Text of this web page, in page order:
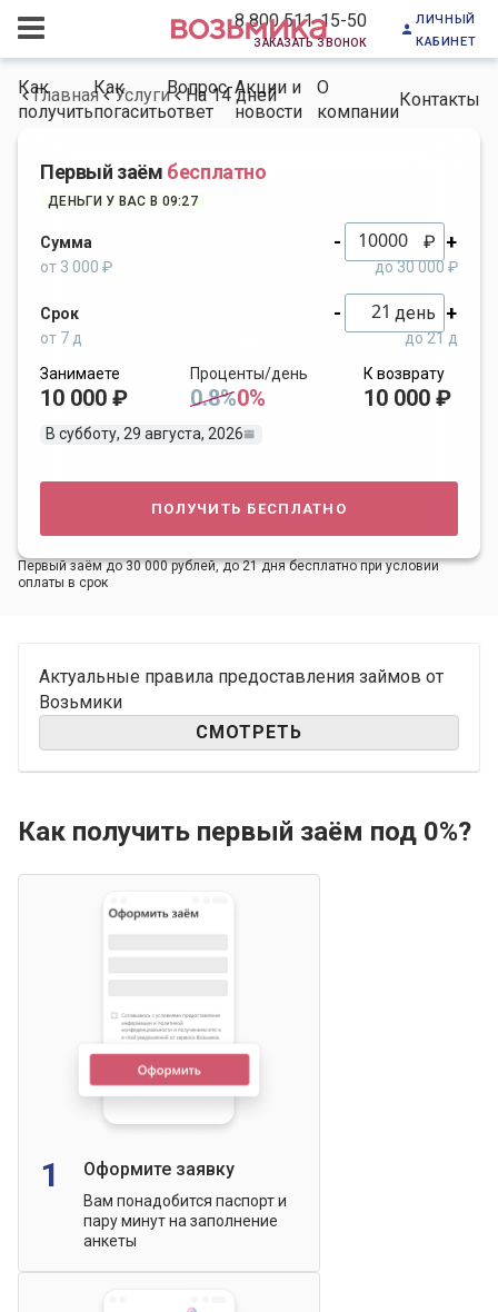
8 800 511-15-50
заказать звонок
личный
кабинет
Как
получить
Как
погасить
Вопрос-
ответ
Акции и
новости
О
компании
Контакты
Главная Услуги На 14 дней
Первый заём бесплатно
ДЕНЬГИ У ВАС В 09:27
Сумма - ₽ +
от 3 000 ₽ до 30 000 ₽
Срок - день +
от 7 д
до 21 д
Занимаете
10 000 ₽
Проценты/день
0.8%0%
К возврату
10 000 ₽
В субботу, 29 августа, 2026
получить бесплатно
Первый заём до 30 000 рублей, до 21 дня бесплатно при условии
оплаты в срок
Актуальные правила предоставления займов от
Возьмики
СМОТРЕТЬ
Как получить первый заём под 0%?
1 Оформите заявку
Вам понадобится паспорт и
пару минут на заполнение
анкеты